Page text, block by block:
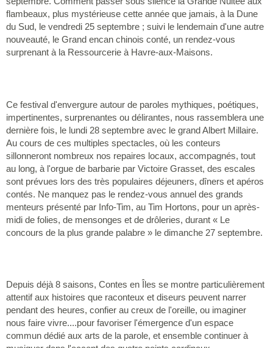
flambeaux, plus mystérieuse cette année que jamais, à la Dune
du Sud, le vendredi 25 septembre ; suivi le lendemain d'une autre
nouveauté, le Grand encan chinois conté, un rendez-vous
surprenant à la Ressourcerie à Havre-aux-Maisons.
Ce festival d'envergure autour de paroles mythiques, poétiques,
impertinentes, surprenantes ou délirantes, nous rassemblera une
dernière fois, le lundi 28 septembre avec le grand Albert Millaire.
Au cours de ces multiples spectacles, où les conteurs
sillonneront nombreux nos repaires locaux, accompagnés, tout
au long, à l'orgue de barbarie par Victoire Grasset, des escales
sont prévues lors des très populaires déjeuners, dîners et apéros
contés. Ne manquez pas le rendez-vous annuel des grands
menteurs présenté par Info-Tim, au Tim Hortons, pour un après-
midi de folies, de mensonges et de drôleries, durant « Le
concours de la plus grande palabre » le dimanche 27 septembre.
Depuis déjà 8 saisons, Contes en Îles se montre particulièrement
attentif aux histoires que raconteux et diseurs peuvent narrer
pendant des heures, confier au creux de l'oreille, ou imaginer
nous faire vivre....pour favoriser l'émergence d'un espace
commun dédié aux arts de la parole, et ensemble continuer à